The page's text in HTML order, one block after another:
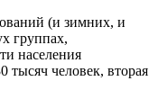
(и зимних, и
группах,
населения
тысяч человек, вторая